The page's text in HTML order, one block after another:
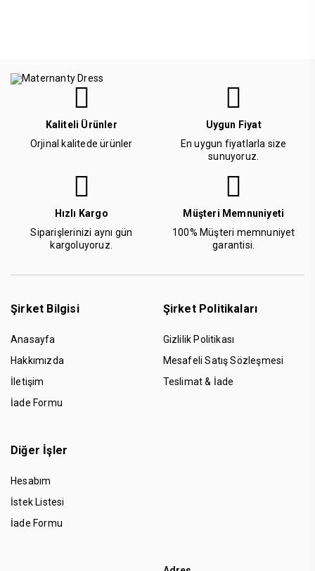
Kaliteli Ürünler
Orjinal kalitede ürünler
Uygun Fiyat
En uygun fiyatlarla size
sunuyoruz.
Hızlı Kargo
Siparişlerinizi aynı gün
kargoluyoruz.
Müşteri Memnuniyeti
100% Müşteri memnuniyet
garantisi.
Şirket Bilgisi
Anasayfa
Hakkımızda
İletişim
İade Formu
Şirket Politikaları
Gizlilik Politikası
Mesafeli Satış Sözleşmesi
Teslimat & İade
Diğer İşler
Hesabım
İstek Listesi
İade Formu